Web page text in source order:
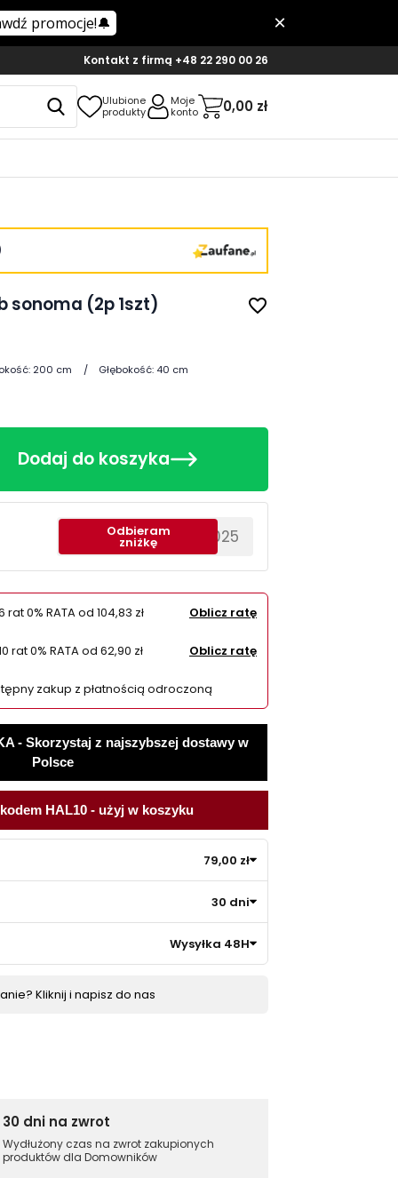
Kontakt z firmą +48 22 290 00 26
Ulubione
produkty
Moje
konto
0,00 zł
sonoma (2p 1szt) favorite_border
200 cm Głębokość: 40 cm
Dodaj do koszyka
********EWS2025
Odbieram
zniżkę
rat 0% RATA od 104,83 zł Oblicz ratę
rat 0% RATA od 62,90 zł Oblicz ratę
zakup z płatnością odroczoną
- Skorzystaj z najszybszej dostawy w
Polsce
HAL10 - użyj w koszyku
79,00 zł
30 dni
Wysyłka 48H
Kliknij i napisz do nas
30 dni na zwrot
Wydłużony czas na zwrot zakupionych
produktów dla Domowników